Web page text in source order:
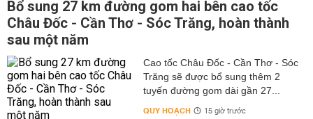
Bổ sung 27 km đường gom hai bên cao tốc
Châu Đốc - Cần Thơ - Sóc Trăng, hoàn thành
sau một năm
Cao tốc Châu Đốc - Cần Thơ - Sóc
Trăng sẽ được bổ sung thêm 2
tuyến đường gom dài gần 27...
QUY HOẠCH 15 giờ trước